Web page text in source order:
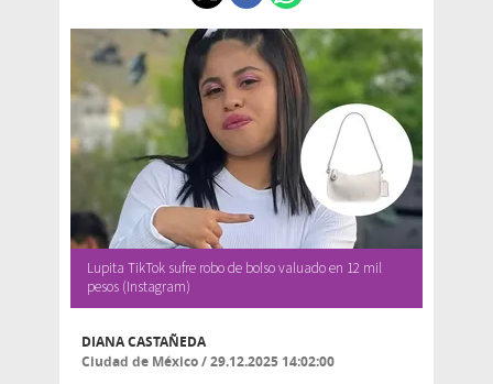
Lupita TikTok sufre robo de bolso valuado en 12 mil
pesos (Instagram)
DIANA CASTAÑEDA
Ciudad de México/29.12.2025 14:02:00